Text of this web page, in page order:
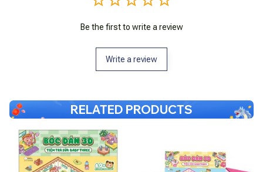
Be the first to write a review
Write a review
RELATED PRODUCTS